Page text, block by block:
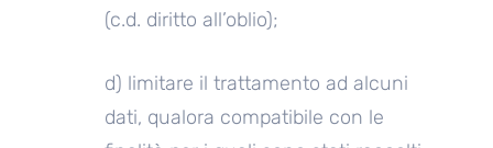
(c.d. diritto all’oblio);
d) limitare il trattamento ad alcuni
dati, qualora compatibile con le